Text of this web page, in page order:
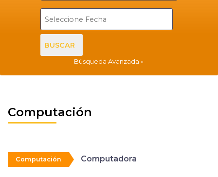
BUSCAR
Búsqueda Avanzada
Computación
Computación Computadora